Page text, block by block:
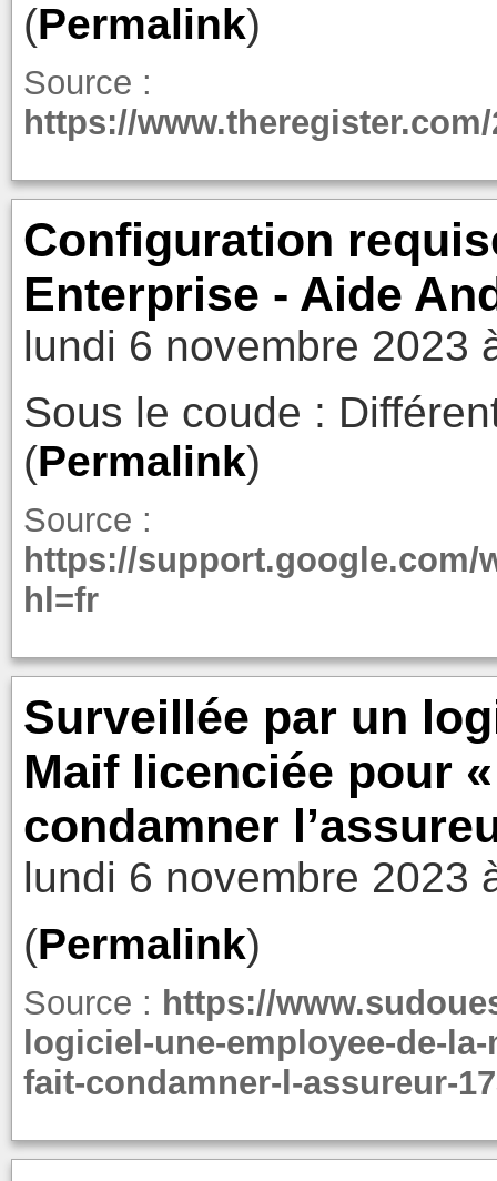
(Permalink)
Source :
https://
Configuration
Enterprise - Aide
lundi 6 novembre 2023
Sous le coude :
(Permalink)
Source :
https://support.google.com/
hl=fr
Surveillée par un
Maif licenciée pour
condamner
lundi 6 novembre 2023
(Permalink)
Source : https://
logiciel-une-employee-de-
fait-condamner-l-assureur-